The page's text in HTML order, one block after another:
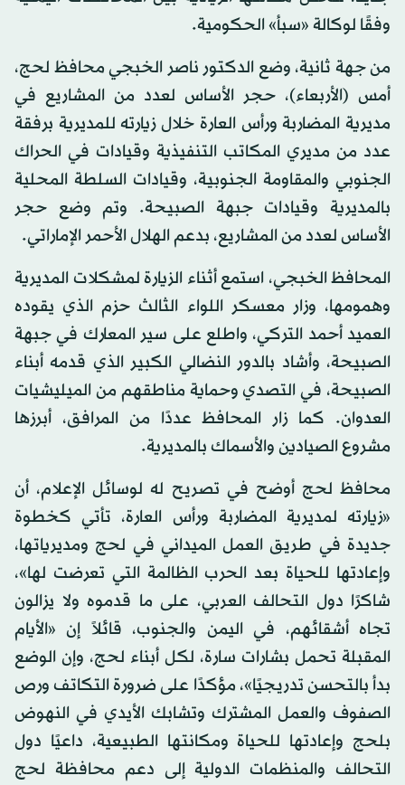
وفقًا لوكالة «سبأ» الحكومية.
من جهة ثانية، وضع الدكتور ناصر الخبجي محافظ لحج،
أمس (الأربعاء)، حجر الأساس لعدد من المشاريع في
مديرية المضاربة ورأس العارة خلال زيارته للمديرية برفقة
عدد من مديري المكاتب التنفيذية وقيادات في الحراك
الجنوبي والمقاومة الجنوبية، وقيادات السلطة المحلية
بالمديرية وقيادات جبهة الصبيحة. وتم وضع حجر
الأساس لعدد من المشاريع، بدعم الهلال الأحمر الإماراتي.
المحافظ الخبجي، استمع أثناء الزيارة لمشكلات المديرية
وهمومها، وزار معسكر اللواء الثالث حزم الذي يقوده
العميد أحمد التركي، واطلع على سير المعارك في جبهة
الصبيحة، وأشاد بالدور النضالي الكبير الذي قدمه أبناء
الصبيحة، في التصدي وحماية مناطقهم من الميليشيات
العدوان. كما زار المحافظ عددًا من المرافق، أبرزها
مشروع الصيادين والأسماك بالمديرية.
محافظ لحج أوضح في تصريح له لوسائل الإعلام، أن
«زيارته لمديرية المضاربة ورأس العارة، تأتي كخطوة
جديدة في طريق العمل الميداني في لحج ومديرياتها،
وإعادتها للحياة بعد الحرب الظالمة التي تعرضت لها»،
شاكرًا دول التحالف العربي، على ما قدموه ولا يزالون
تجاه أشقائهم، في اليمن والجنوب، قائلاً إن «الأيام
المقبلة تحمل بشارات سارة، لكل أبناء لحج، وإن الوضع
بدأ بالتحسن تدريجيًا»، مؤكدًا على ضرورة التكاتف ورص
الصفوف والعمل المشترك وتشابك الأيدي في النهوض
بلحج وإعادتها للحياة ومكانتها الطبيعية، داعيًا دول
التحالف والمنظمات الدولية إلى دعم محافظة لحج